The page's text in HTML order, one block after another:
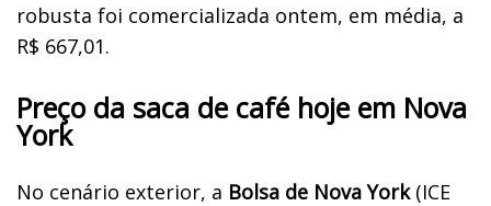
robusta foi comercializada ontem, em média, a
R$ 667,01.
Preço da saca de café hoje em Nova
York
No cenário exterior, a Bolsa de Nova York(ICE